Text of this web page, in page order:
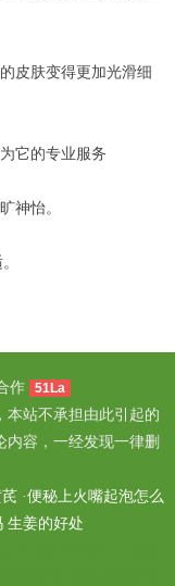
皮肤变得更加光滑细
它的专业服务
神怡。
作 51La
本站不承担由此引起的
容，一经发现一律删
·便秘上火嘴起泡怎么
生姜的好处